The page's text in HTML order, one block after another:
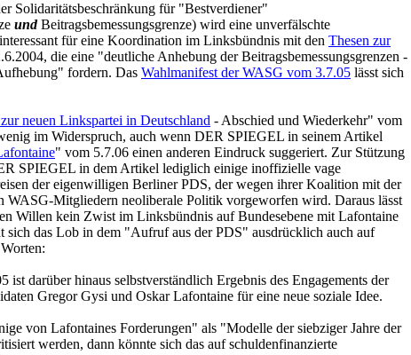
Solidaritätsbeschränkung für "Bestverdiener"
undBeitragsbemessungsgrenze) wird eine unverfälschte
für eine Koordination im Linksbündnis mit den Thesen zur
die eine "deutliche Anhebung der Beitragsbemessungsgrenzen -
fordern. Das Wahlmanifest der WASG vom 3.7.05 lässt sich
neuen Linkspartei in Deutschland - Abschied und Wiederkehr" vom
im Widerspruch, auch wenn DER SPIEGEL in seinem Artikel
" vom 5.7.06 einen anderen Eindruck suggeriert. Zur Stützung
SPIEGEL in dem Artikel lediglich einige inoffizielle vage
der eigenwilligen Berliner PDS, der wegen ihrer Koalition mit der
WASG-Mitgliedern neoliberale Politik vorgeworfen wird. Daraus lässt
Willen kein Zwist im Linksbündnis auf Bundesebene mit Lafontaine
sich das Lob in dem "Aufruf aus der PDS" ausdrücklich auch auf
ist darüber hinaus selbstverständlich Ergebnis des Engagements der
Gregor Gysi und Oskar Lafontaine für eine neue soziale Idee.
von Lafontaines Forderungen" als "Modelle der siebziger Jahre der
werden, dann könnte sich das auf schuldenfinanzierte